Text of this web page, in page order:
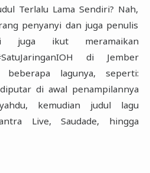
Terlalu Lama ‎Sendiri? Nah,
penyanyi dan juga penulis
juga ikut ‎meramaikan
di Jember
beberapa lagunya, ‎seperti:
di awal penampilannya
kemudian ‎judul lagu
Live, Saudade, hingga